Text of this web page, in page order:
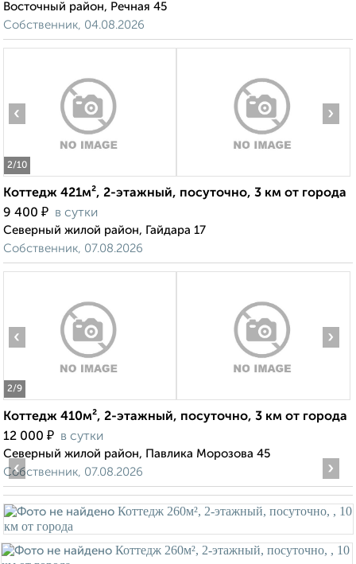
Восточный район, Речная 45
Собственник, 04.08.2026
2/10
‹ ›
Коттедж 421м², 2-этажный, посуточно, 3 км от города
9 400 ₽ в сутки
Северный жилой район, Гайдара 17
Собственник, 07.08.2026
2/9
‹ ›
Коттедж 410м², 2-этажный, посуточно, 3 км от города
12 000 ₽ в сутки
Северный жилой район, Павлика Морозова 45
Собственник, 07.08.2026
‹ ›